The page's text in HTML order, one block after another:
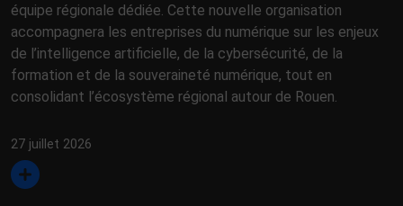
équipe régionale dédiée. Cette nouvelle organisation
accompagnera les entreprises du numérique sur les enjeux
de l’intelligence artificielle, de la cybersécurité, de la
formation et de la souveraineté numérique, tout en
consolidant l’écosystème régional autour de Rouen.
27 juillet 2026